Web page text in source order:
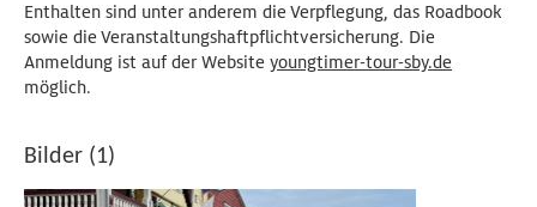
Enthalten sind unter anderem die Verpflegung, das Roadbook
sowie die Veranstaltungshaftpflichtversicherung. Die
Anmeldung ist auf der Website youngtimer-tour-sby.de
möglich.
Bilder (1)